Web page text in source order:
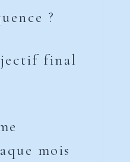
?
final
mois